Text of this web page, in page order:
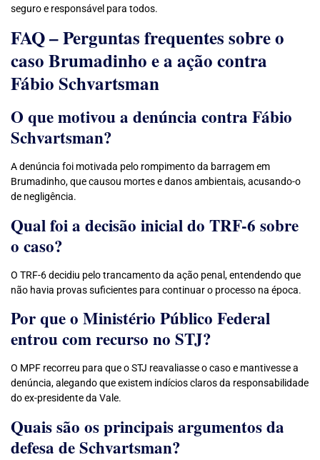
seguro e responsável para todos.
FAQ – Perguntas frequentes sobre o
caso Brumadinho e a ação contra
Fábio Schvartsman
O que motivou a denúncia contra Fábio
Schvartsman?
A denúncia foi motivada pelo rompimento da barragem em
Brumadinho, que causou mortes e danos ambientais, acusando-o
de negligência.
Qual foi a decisão inicial do TRF-6 sobre
o caso?
O TRF-6 decidiu pelo trancamento da ação penal, entendendo que
não havia provas suficientes para continuar o processo na época.
Por que o Ministério Público Federal
entrou com recurso no STJ?
O MPF recorreu para que o STJ reavaliasse o caso e mantivesse a
denúncia, alegando que existem indícios claros da responsabilidade
do ex-presidente da Vale.
Quais são os principais argumentos da
defesa de Schvartsman?